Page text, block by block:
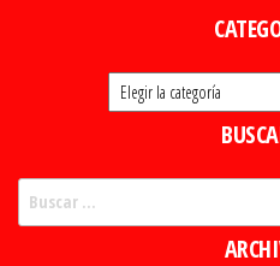
Categorías